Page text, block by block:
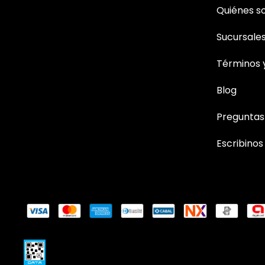
Quiénes
Términos
Blog
Escribinos